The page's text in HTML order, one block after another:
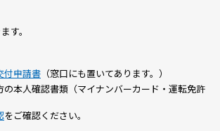
す。
付申請書 （窓口にも置いてあります。）
の本人確認書類（マイナンバーカード・運転免許
をご確認ください。